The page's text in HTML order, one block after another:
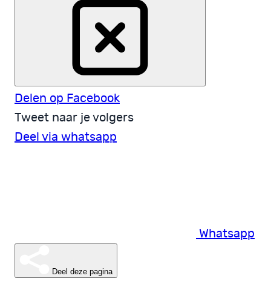
Delen op Facebook
Tweet naar je volgers
Deel via whatsapp
Whatsapp
Deel deze pagina